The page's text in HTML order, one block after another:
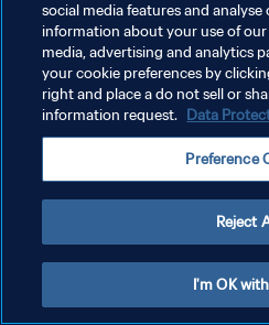
POLÍTICA DE PRIVACIDADE
TERMOS DE SERVIÇO
ADMINISTRAR AS PREFERÊNCIAS DE
social media features and analyse
information about your use of
media, advertising and analytics
your cookie preferences by
right and place a do not sell or
information request. Data
Preference
Reject
I'm OK